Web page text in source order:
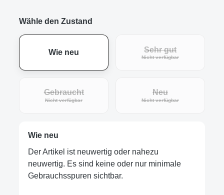
Wähle den Zustand
Wie neu Sehr gut
Nicht verfügbar(Diese Option ist
Gebraucht
Nicht verfügbar(Diese Option ist zurzeit nicht verfügbar.)
Neu
Nicht verfügbar(Diese Option ist
Wie neu
Der Artikel ist neuwertig oder nahezu
neuwertig. Es sind keine oder nur minimale
Gebrauchsspuren sichtbar.